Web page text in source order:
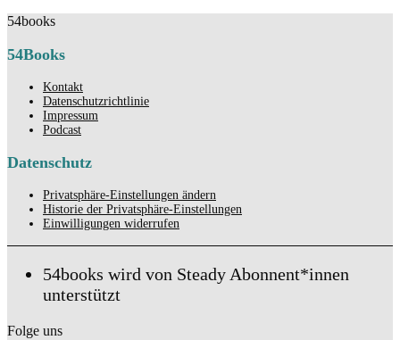
54books
54Books
Kontakt
Datenschutzrichtlinie
Impressum
Podcast
Datenschutz
Privatsphäre-Einstellungen ändern
Historie der Privatsphäre-Einstellungen
Einwilligungen widerrufen
54books wird von Steady Abonnent*innen
unterstützt
Folge uns